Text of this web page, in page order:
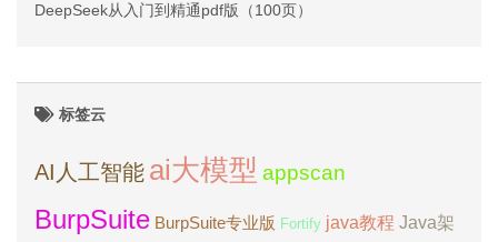
DeepSeek从入门到精通pdf版（100页）
标签云
AI人工智能 ai大模型 appscan
BurpSuite BurpSuite专业版 Fortify java教程 Java架